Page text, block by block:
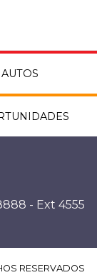
AUTOS
- Ext 4555
RESERVADOS